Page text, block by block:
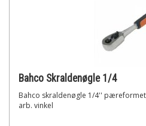
Bahco Skraldenøgle 1/4
Bahco skraldenøgle 1/4''
arb. vinkel